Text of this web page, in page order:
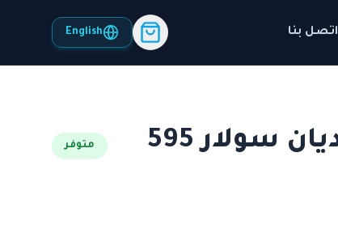
اتصل بنا English
لوح طاقة شمسي كاناديان سولار 595
متوفر